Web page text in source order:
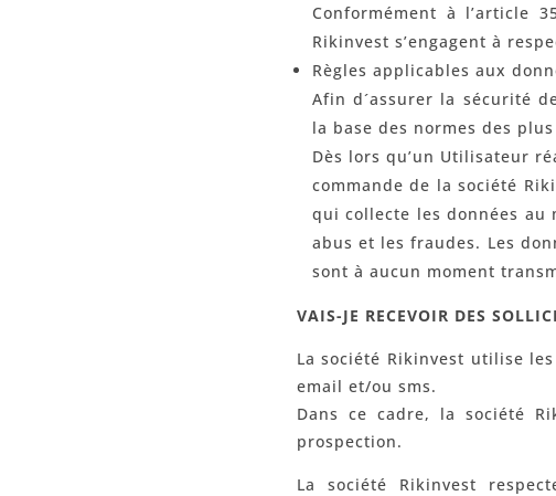
Conformément à l’article
Rikinvest s’engagent à
Règles applicables aux
Afin d´assurer la sécurité
la base des normes des
Dès lors qu’un Utilisateur
commande de la société
qui collecte les données
abus et les fraudes. Les
sont à aucun moment
VAIS-JE RECEVOIR DES
La société Rikinvest utilise
email et/ou sms.
Dans ce cadre, la société
prospection.
La société Rikinvest